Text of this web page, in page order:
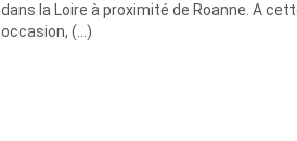
Ajoutez votre
dans la Loire à proximité de Roanne. A
occasion, (…)